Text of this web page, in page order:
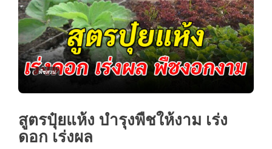
พืชสวน
สูตรปุ๋ยแห้ง บำรุงพืชให้งาม เร่ง
ดอก เร่งผล